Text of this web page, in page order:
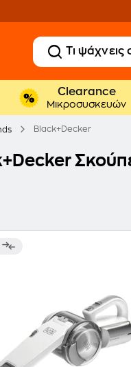
Clearance
Μικροσυσκευών
Black+Decker